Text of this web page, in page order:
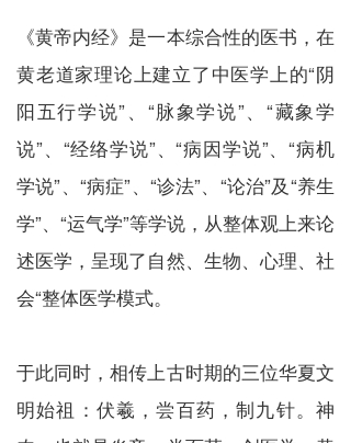
《黄帝内经》是一本综合性的医书，在
黄老道家理论上建立了中医学上的“阴
阳五行学说”、“脉象学说”、“藏象学
说”、“经络学说”、“病因学说”、“病机
学说”、“病症”、“诊法”、“论治”及“养生
学”、“运气学”等学说，从整体观上来论
述医学，呈现了自然、生物、心理、社
会“整体医学模式。
于此同时，相传上古时期的三位华夏文
明始祖：伏羲，尝百药，制九针。神